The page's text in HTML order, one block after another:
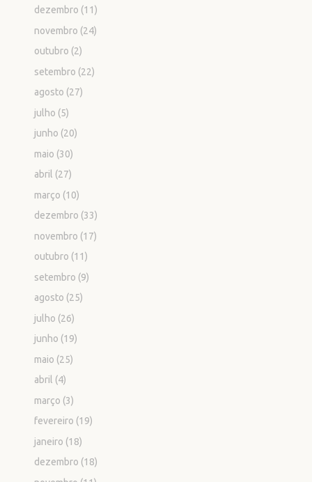
dezembro (11)
novembro (24)
outubro (2)
setembro (22)
agosto (27)
julho (5)
junho (20)
maio (30)
abril (27)
março (10)
dezembro (33)
novembro (17)
outubro (11)
setembro (9)
agosto (25)
julho (26)
junho (19)
maio (25)
abril (4)
março (3)
fevereiro (19)
janeiro (18)
dezembro (18)